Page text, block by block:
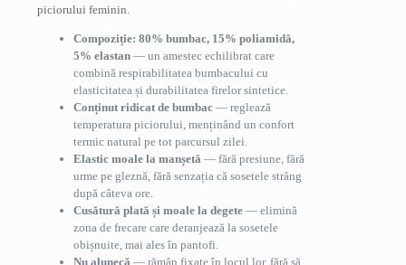
piciorului feminin.
Compoziție: 80% bumbac, 15% poliamidă,
5% elastan — un amestec echilibrat care
combină respirabilitatea bumbacului cu
elasticitatea și durabilitatea firelor sintetice.
Conținut ridicat de bumbac — reglează
temperatura piciorului, menținând un confort
termic natural pe tot parcursul zilei.
Elastic moale la manșetă — fără presiune, fără
urme pe gleznă, fără senzația că sosetele strâng
după câteva ore.
Cusătură plată și moale la degete — elimină
zona de frecare care deranjează la sosetele
obișnuite, mai ales în pantofi.
Nu alunecă — rămân fixate în locul lor, fără să